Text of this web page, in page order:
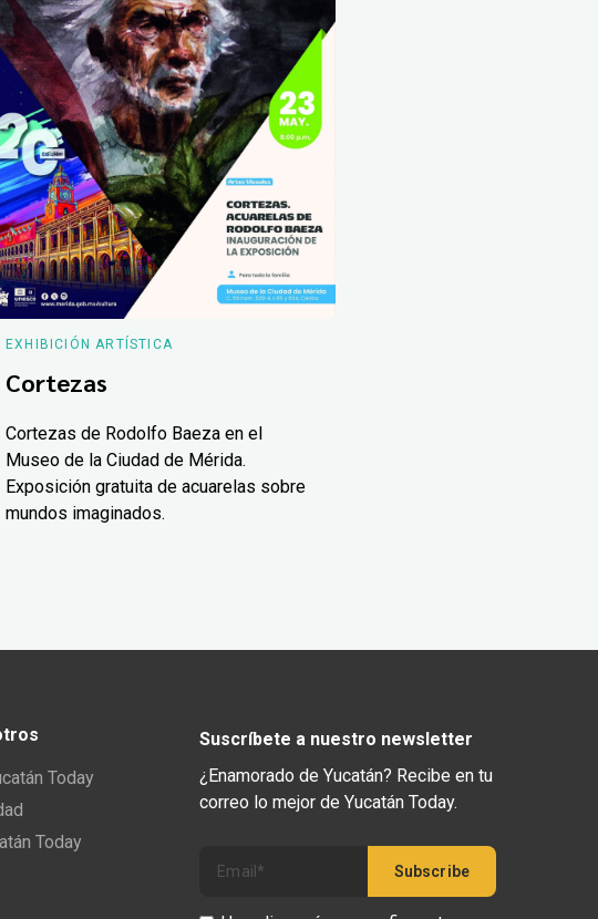
EXHIBICIÓN ARTÍSTICA
Cortezas
Cortezas de Rodolfo Baeza en el
Museo de la Ciudad de Mérida.
Exposición gratuita de acuarelas sobre
mundos imaginados.
Today
Today
Suscríbete a nuestro newsletter
¿Enamorado de Yucatán? Recibe en tu
correo lo mejor de Yucatán Today.